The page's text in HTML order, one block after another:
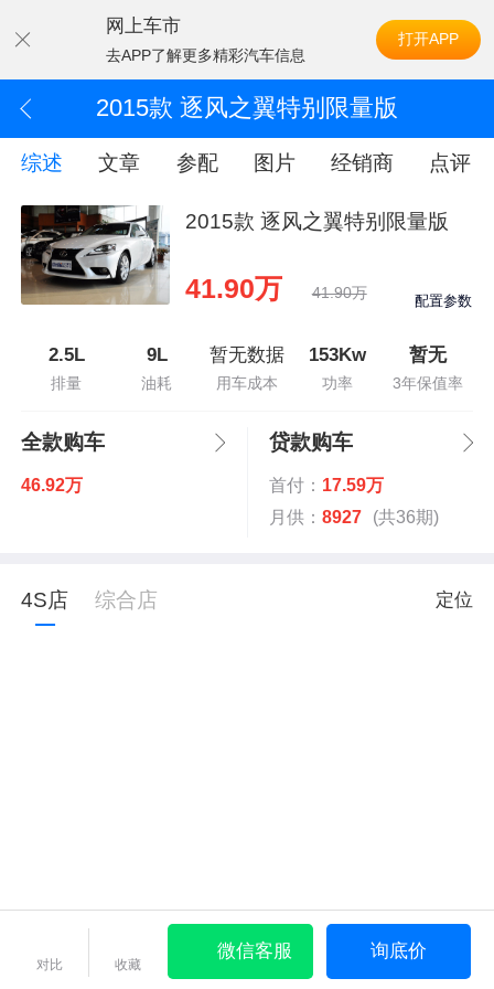
网上车市
去APP了解更多精彩汽车信息
打开APP
2015款 逐风之翼特别限量版
综述 文章 参配 图片 经销商 点评
2015款 逐风之翼特别限量版
41.90万 41.90万 配置参数
2.5L
排量
9L
油耗
暂无数据
用车成本
153Kw
功率
暂无
3年保值率
全款购车
46.92万
贷款购车
首付： 17.59万
月供： 8927 (共36期)
4S店 综合店 定位
对比 收藏
微信客服 询底价